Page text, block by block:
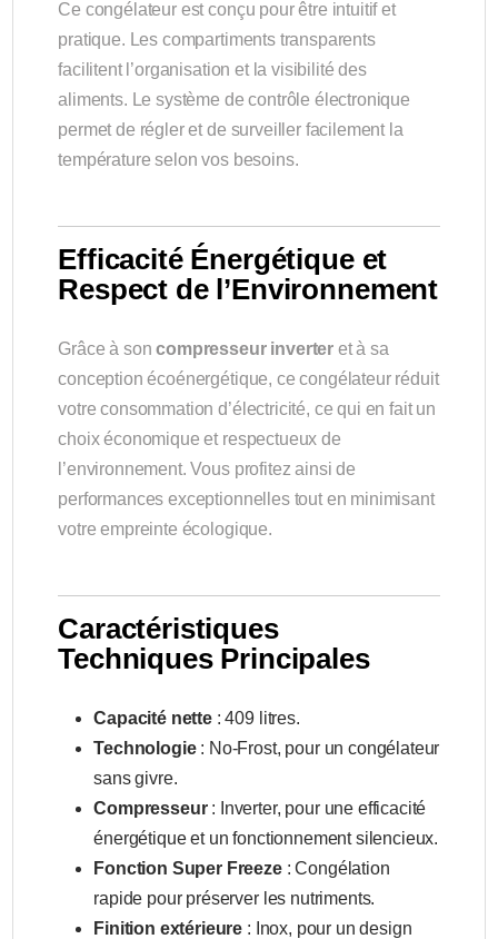
Ce congélateur est conçu pour être intuitif et
pratique. Les compartiments transparents
facilitent l’organisation et la visibilité des
aliments. Le système de contrôle électronique
permet de régler et de surveiller facilement la
température selon vos besoins.
Efficacité Énergétique et
Respect de l’Environnement
Grâce à soncompresseur inverter et à sa
conception écoénergétique, ce congélateur réduit
votre consommation d’électricité, ce qui en fait un
choix économique et respectueux de
l’environnement. Vous profitez ainsi de
performances exceptionnelles tout en minimisant
votre empreinte écologique.
Caractéristiques
Techniques Principales
Capacité nette: 409 litres.
Technologie: No-Frost, pour un congélateur
sans givre.
Compresseur: Inverter, pour une efficacité
énergétique et un fonctionnement silencieux.
Fonction Super Freeze: Congélation
rapide pour préserver les nutriments.
Finition extérieure : Inox, pour un design